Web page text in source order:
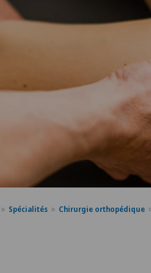
Spécialités Chirurgie orthopédique